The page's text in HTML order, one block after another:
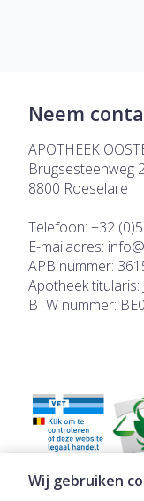
Wij gebruiken
Neem
APOTHEEK
Brugsesteenweg
8800 Roeselare
Telefoon: +32
E-mailadres: info@
APB nummer:
Apotheek titularis:
BTW nummer: